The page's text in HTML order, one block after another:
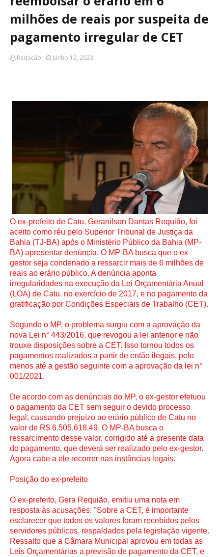
milhões de reais por suspeita de
pagamento irregular de CET
Redação Junho 12, 2023
O ex-prefeito de Catu, Geranilson Dantas Requião, foi
aceito como réu pelo Superior Tribunal de Justiça da
Bahia (TJ-BA) após o Ministério Público da Bahia (MP-
BA) apresentar denúncia. O MP-BA busca que o ex-
gestor seja condenado a ressarcir mais de 6 milhões de
reais ao erário público. A denúncia aponta
irregularidades na execução da Lei Orçamentária Anual
(LOA) de Catu, no exercício de 2017, e no pagamento da
gratificação por Condições Especiais de Trabalho (CET).
Segundo o MP, o problema surgiu com a aprovação da
nova Lei n° 443/2016, que revogou a lei anterior e não
trouxe disposições sobre a CET. Isso tornou todos os
pagamentos realizados a partir de então ilegais, pelo
menos até a gestão seguinte com a aprovação da lei n°
001/2021.
De acordo com as denúncias do MP, o ex-gestor efetuou
o pagamento da CET sem seguir o devido processo
legal, causando prejuízo ao erário público de Catu no
valor de R$ 6.505.618,49. O MP-BA busca o
ressarcimento desse valor, corrigido até a presente data
do pagamento, que deverá ser realizado pelo ex-gestor.
Agora cabe a ele recorrer nas instâncias legais.
Posição do ex-prefeito
O ex-prefeito, Gera Requião, emitiu uma nota em
resposta às acusações: "Sobre a CET, é importante
esclarecer que todos os valores foram recebidos pelos
servidores públicos, respaldados pela legislação vigente.
Ressalto que a Câmara Municipal aprovou em todas as
Leis Orçamentárias a previsão de pagamento da CET, e